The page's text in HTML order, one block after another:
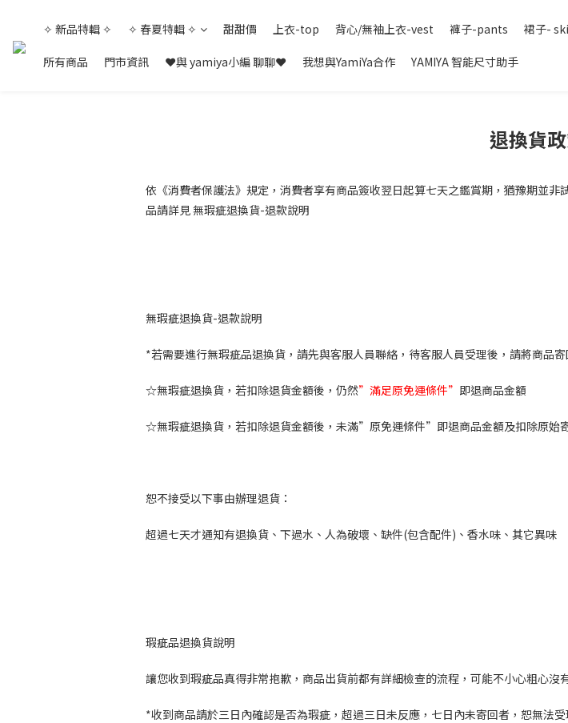
✧ 新品特輯 ✧ ✧ 春夏特輯 ✧ 甜甜價 上衣-top 背心/無袖上衣-vest 褲子-pants 裙子-
所有商品 門市資訊 ❤與 yamiya小編 聊聊❤ 我想與YamiYa合作 YAMIYA 智能尺寸助手
退換貨
依《消費者保護法》規定，消費者享有商品簽收翌日起算七天之鑑賞期，猶豫期並
品請詳見 無瑕疵退換貨-退款說明
無瑕疵退換貨-退款說明
*若需要進行無瑕疵品退換貨，請先與客服人員聯絡，待客服人員受理後，請將商品
☆無瑕疵退換貨，若扣除退貨金額後，仍然”滿足原免運條件” 即退商品金額
☆無瑕疵退換貨，若扣除退貨金額後，未滿”原免運條件”即退商品金額及扣除原始
恕不接受以下事由辦理退貨：
超過七天才通知有退換貨、下過水、人為破壞、缺件(包含配件)、香水味、其它異味
瑕疵品退換貨說明
讓您收到瑕疵品真得非常抱歉，商品出貨前都有詳細檢查的流程，可能不小心粗心沒
*收到商品請於三日內確認是否為瑕疵，超過三日未反應，七日內未寄回者，恕無法受